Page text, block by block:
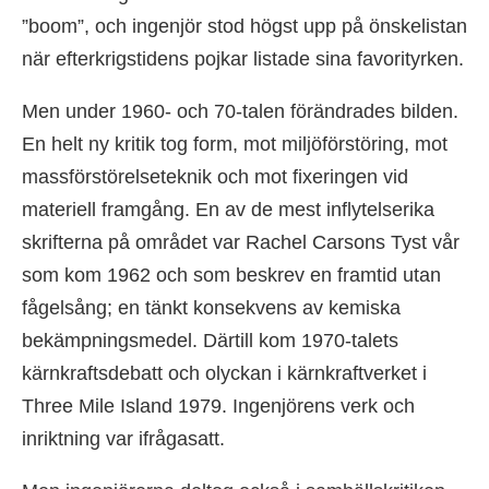
”boom”, och ingenjör stod högst upp på önskelistan
när efterkrigstidens pojkar listade sina favorityrken.
Men under 1960- och 70-talen förändrades bilden.
En helt ny kritik tog form, mot miljöförstöring, mot
massförstörelseteknik och mot fixeringen vid
materiell framgång. En av de mest inflytelserika
skrifterna på området var Rachel Carsons Tyst vår
som kom 1962 och som beskrev en framtid utan
fågelsång; en tänkt konsekvens av kemiska
bekämpningsmedel. Därtill kom 1970-talets
kärnkraftsdebatt och olyckan i kärnkraftverket i
Three Mile Island 1979. Ingenjörens verk och
inriktning var ifrågasatt.